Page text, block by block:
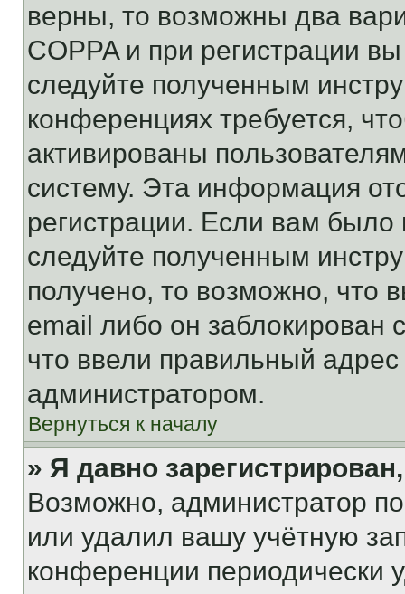
верны, то возможны два
COPPA и при регистрации
следуйте полученным
конференциях требуется,
активированы
систему. Эта информация
регистрации. Если вам
следуйте полученным
получено, то возможно, что
email либо он
что ввели правильный адрес
администратором.
Вернуться к началу
» Я давно
Возможно, администратор
или удалил вашу учётную
конференции периодически